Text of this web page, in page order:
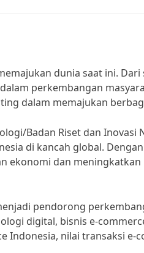
dunia saat ini. Dari
perkembangan
dalam memajukan
Badan Riset dan Inovasi
di kancah global.
ekonomi dan meningkatkan
pendorong
digital, bisnis e-
Indonesia, nilai transaksi e-